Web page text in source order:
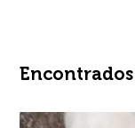
Encontrados